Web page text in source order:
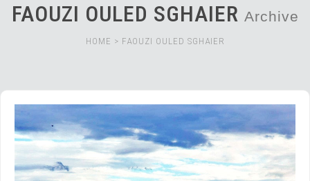
FAOUZI OULED SGHAIER Archive
HOME > FAOUZI OULED SGHAIER